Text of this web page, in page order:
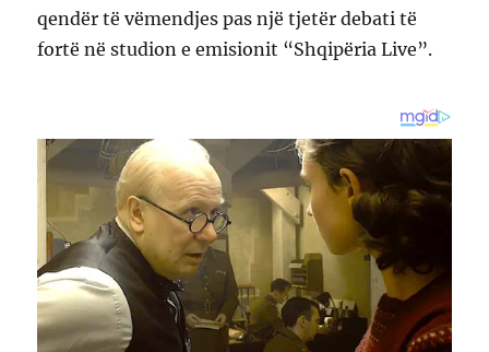
qendër të vëmendjes pas një tjetër debati të
fortë në studion e emisionit “Shqipëria Live”.